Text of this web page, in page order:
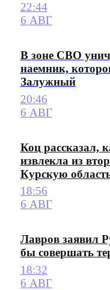
22:44
6 АВГ
В зоне СВО
наемник,
Залужный
20:46
6 АВГ
Коц рассказал,
извлекла из
Курскую
18:56
6 АВГ
Лавров заявил
бы совершать
18:32
6 АВГ